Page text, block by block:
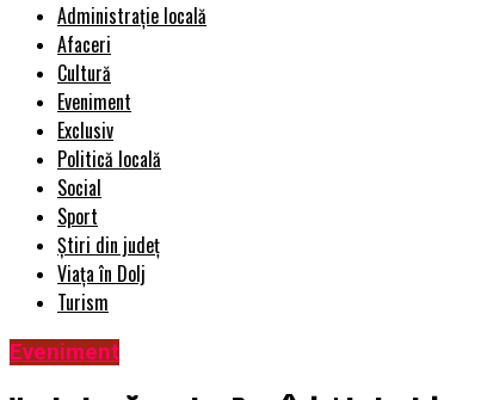
Administrație locală
Afaceri
Cultură
Eveniment
Exclusiv
Politică locală
Social
Sport
Știri din județ
Viața în Dolj
Turism
Eveniment